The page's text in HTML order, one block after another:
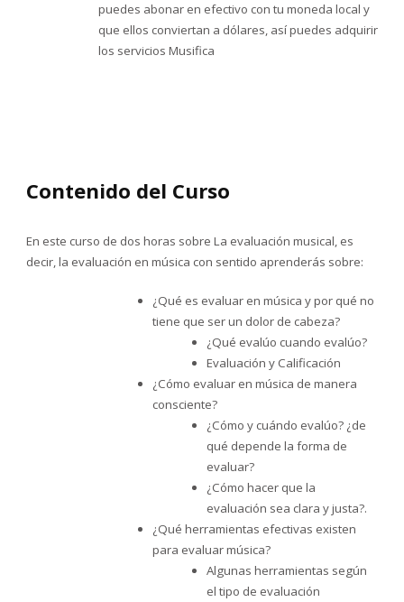
puedes abonar en efectivo con tu moneda local y
que ellos conviertan a dólares, así puedes adquirir
los servicios Musifica
Contenido del Curso
En este curso de dos horas sobre La evaluación musical, es
decir, la evaluación en música con sentido aprenderás sobre:
¿Qué es evaluar en música y por qué no
tiene que ser un dolor de cabeza?
¿Qué evalúo cuando evalúo?
Evaluación y Calificación
¿Cómo evaluar en música de manera
consciente?
¿Cómo y cuándo evalúo? ¿de
qué depende la forma de
evaluar?
¿Cómo hacer que la
evaluación sea clara y justa?.
¿Qué herramientas efectivas existen
para evaluar música?
Algunas herramientas según
el tipo de evaluación